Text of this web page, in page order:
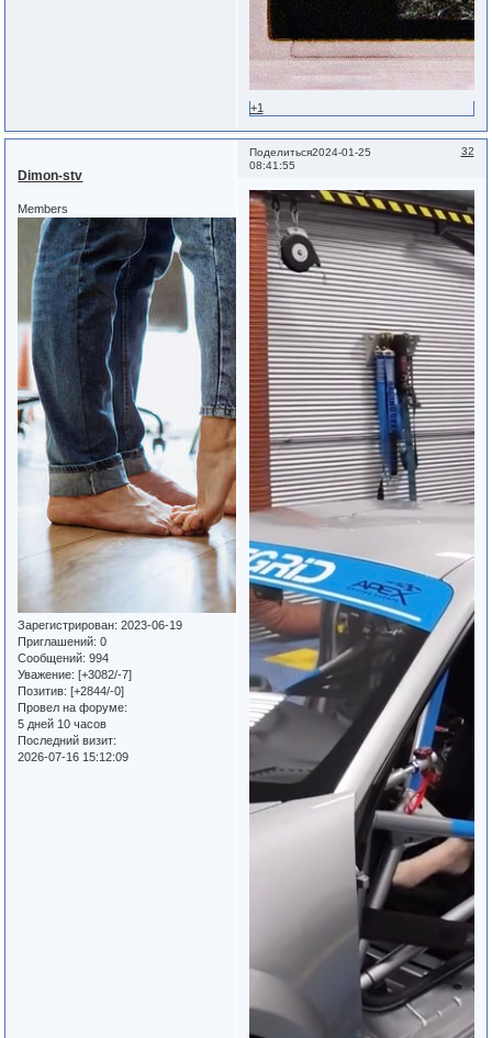
+1
Поделиться 32
2024-01-25
08:41:55
Dimon-stv
Members
Зарегистрирован: 2023-06-19
Приглашений: 0
Сообщений: 994
Уважение: [+3082/-7]
Позитив: [+2844/-0]
Провел на форуме:
5 дней 10 часов
Последний визит:
2026-07-16 15:12:09